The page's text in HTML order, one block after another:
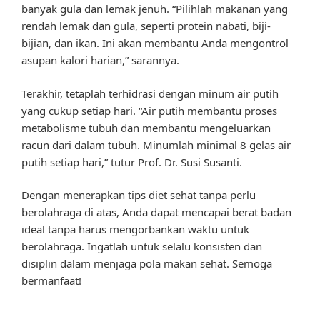
banyak gula dan lemak jenuh. “Pilihlah makanan yang
rendah lemak dan gula, seperti protein nabati, biji-
bijian, dan ikan. Ini akan membantu Anda mengontrol
asupan kalori harian,” sarannya.
Terakhir, tetaplah terhidrasi dengan minum air putih
yang cukup setiap hari. “Air putih membantu proses
metabolisme tubuh dan membantu mengeluarkan
racun dari dalam tubuh. Minumlah minimal 8 gelas air
putih setiap hari,” tutur Prof. Dr. Susi Susanti.
Dengan menerapkan tips diet sehat tanpa perlu
berolahraga di atas, Anda dapat mencapai berat badan
ideal tanpa harus mengorbankan waktu untuk
berolahraga. Ingatlah untuk selalu konsisten dan
disiplin dalam menjaga pola makan sehat. Semoga
bermanfaat!